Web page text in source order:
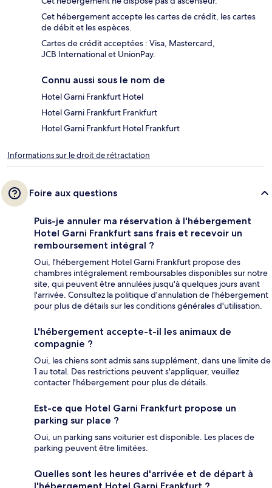
Cet hébergement accepte les cartes de crédit, les cartes
de débit et les espèces.
Cartes de crédit acceptées : Visa, Mastercard,
JCB International et UnionPay.
Connu aussi sous le nom de
Hotel Garni Frankfurt Hotel
Hotel Garni Frankfurt Frankfurt
Hotel Garni Frankfurt Hotel Frankfurt
Informations sur le droit de rétractation
Foire aux questions
Puis-je annuler ma réservation à l'hébergement
Hotel Garni Frankfurt sans frais et recevoir un
remboursement intégral ?
Oui, l'hébergement Hotel Garni Frankfurt propose des
chambres intégralement remboursables disponibles sur notre
site, qui peuvent être annulées jusqu'à quelques jours avant
l'arrivée. Consultez la politique d'annulation de l'hébergement
pour plus de détails sur les conditions générales d'utilisation.
L'hébergement accepte-t-il les animaux de
compagnie ?
Oui, les chiens sont admis sans supplément, dans une limite de
1 au total. Des restrictions peuvent s'appliquer, veuillez
contacter l'hébergement pour plus de détails.
Est-ce que Hotel Garni Frankfurt propose un
parking sur place ?
Oui, un parking sans voiturier est disponible. Les places de
parking peuvent être limitées.
Quelles sont les heures d'arrivée et de départ à